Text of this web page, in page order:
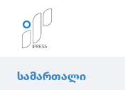
სამართალი